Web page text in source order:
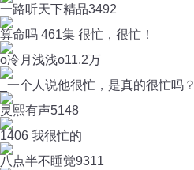
一路听天下精品3492
算命吗 461集 很忙，很忙！
o冷月浅浅o11.2万
_一个人说他很忙，是真的很忙吗？
灵熙有声5148
1406 我很忙的
八点半不睡觉9311